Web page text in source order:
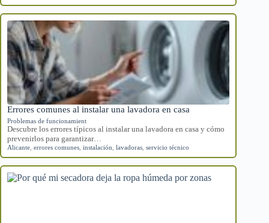
Errores comunes al instalar una lavadora en casa
Problemas de funcionamient
Descubre los errores típicos al instalar una lavadora en casa y cómo
prevenirlos para garantizar…
Alicante errores comunes instalación lavadoras servicio técnico